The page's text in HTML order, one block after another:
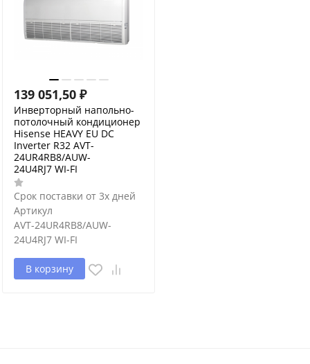
139 051,50 ₽
Инверторный напольно-
потолочный кондиционер
Hisense HEAVY EU DC
Inverter R32 AVT-
24UR4RB8/AUW-
24U4RJ7 WI-FI
Срок поставки от 3х дней
Артикул
AVT-24UR4RB8/AUW-
24U4RJ7 WI-FI
В корзину